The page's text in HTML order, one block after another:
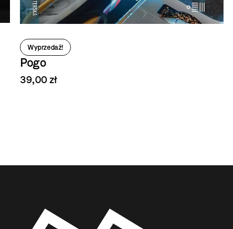
Wyprzedaż!
Pogo
39,00 zł